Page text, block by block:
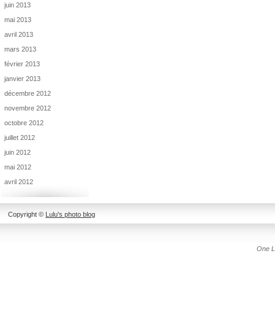
juin 2013
mai 2013
avril 2013
mars 2013
février 2013
janvier 2013
décembre 2012
novembre 2012
octobre 2012
juillet 2012
juin 2012
mai 2012
avril 2012
Copyright © Lulu's photo blog
One